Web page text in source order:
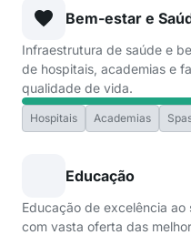
Bem-estar e
Infraestrutura de saúde e
de hospitais, academias e
qualidade de vida.
Hospitais Academias
Educação
Educação de excelência ao
com vasta oferta das